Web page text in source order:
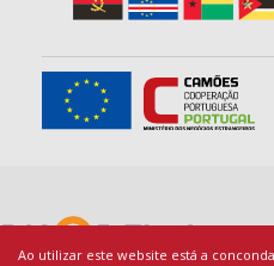
Ao utilizar este website está a